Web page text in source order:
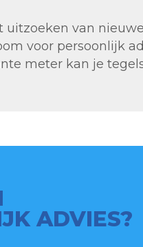
uitzoeken van
voor persoonlijk
meter kan je
ADVIES?